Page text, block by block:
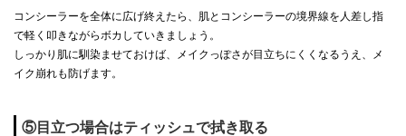
コンシーラーを全体に広げ終えたら、肌とコンシーラーの境界線を人差し指
で軽く叩きながらボカしていきましょう。
しっかり肌に馴染ませておけば、メイクっぽさが目立ちにくくなるうえ、メ
イク崩れも防げます。
⑤目立つ場合はティッシュで拭き取る